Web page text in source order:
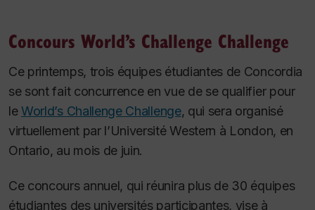
Concours World’s Challenge Challenge
Ce printemps, trois équipes étudiantes de Concordia
se sont fait concurrence en vue de se qualifier pour
leWorld’s Challenge Challenge, qui sera organisé
virtuellement par l’Université Western à London, en
Ontario, au mois de juin.
Ce concours annuel, qui réunira plus de 30 équipes
étudiantes des universités participantes, vise à